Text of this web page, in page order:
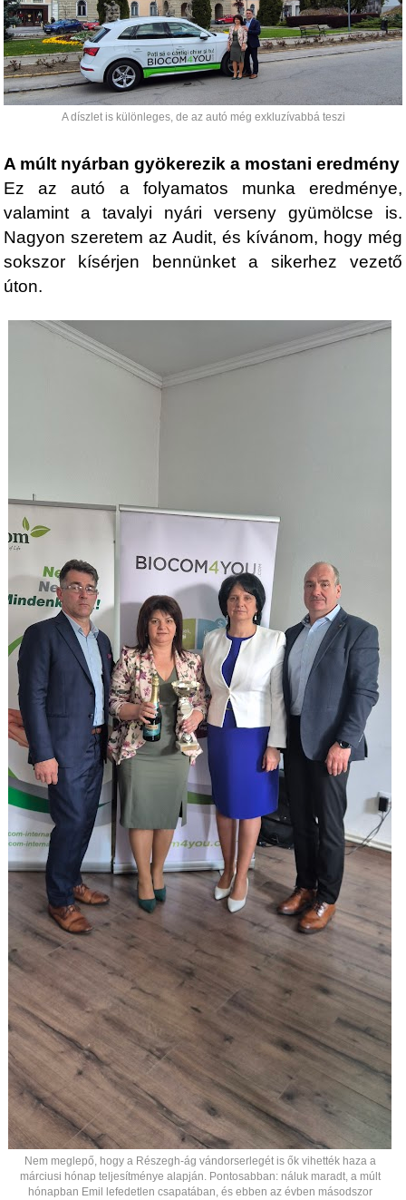
A díszlet is különleges, de az autó még exkluzívabbá teszi
A múlt nyárban gyökerezik a mostani eredmény
Ez az autó a folyamatos munka eredménye,
valamint a tavalyi nyári verseny gyümölcse is.
Nagyon szeretem az Audit, és kívánom, hogy még
sokszor kísérjen bennünket a sikerhez vezető
úton.
Nem meglepő, hogy a Részegh-ág vándorserlegét is ők vihették haza a
márciusi hónap teljesítménye alapján. Pontosabban: náluk maradt, a múlt
hónapban Emil lefedetlen csapatában, és ebben az évben másodszor